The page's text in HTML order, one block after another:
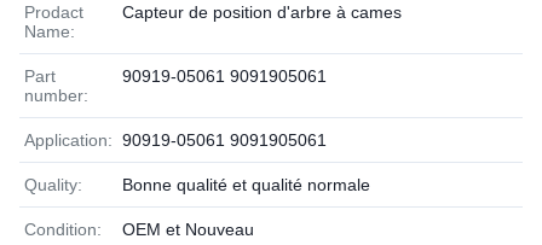
Prodact
Name:
Capteur de position d'arbre à cames
Part
number:
90919-05061 9091905061
Application: 90919-05061 9091905061
Quality: Bonne qualité et qualité normale
Condition: OEM et Nouveau